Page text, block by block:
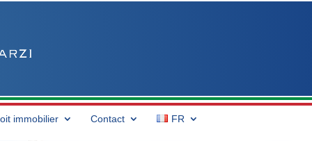
immobilier Contact FR